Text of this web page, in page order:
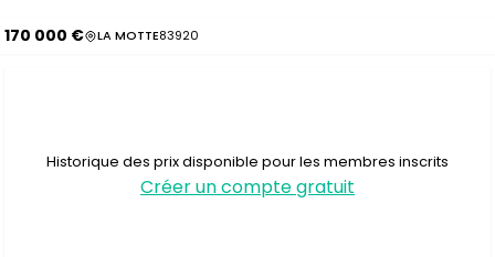
170 000 € LA MOTTE83920
Historique des prix disponible pour les membres inscrits
Créer un compte gratuit